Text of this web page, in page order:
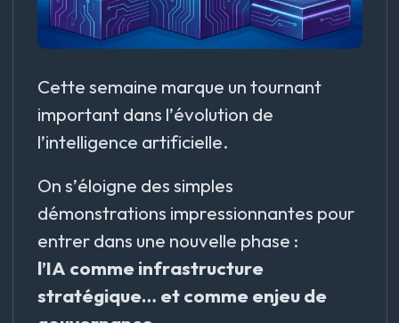
Cette semaine marque un tournant
important dans l’évolution de
l’intelligence artificielle.
On s’éloigne des simples
démonstrations impressionnantes pour
entrer dans une nouvelle phase :
l’IA comme infrastructure
stratégique… et comme enjeu de